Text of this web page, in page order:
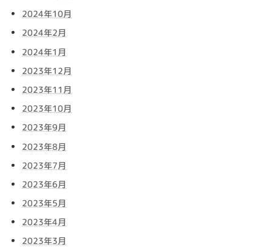
2024年10月
2024年2月
2024年1月
2023年12月
2023年11月
2023年10月
2023年9月
2023年8月
2023年7月
2023年6月
2023年5月
2023年4月
2023年3月